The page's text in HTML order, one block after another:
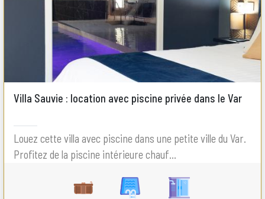
Villa Sauvie : location avec piscine privée dans le Var
Louez cette villa avec piscine dans une petite ville du Var.
Profitez de la piscine intérieure chauf...